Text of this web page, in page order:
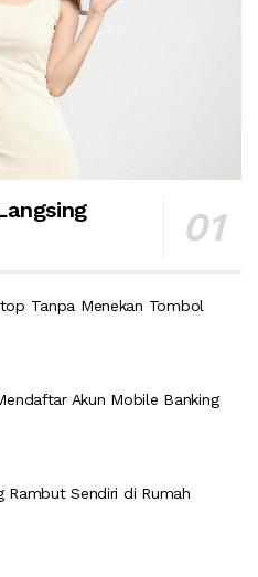
Tanpa Menekan Tombol
Akun Mobile Banking
Rambut Sendiri di Rumah